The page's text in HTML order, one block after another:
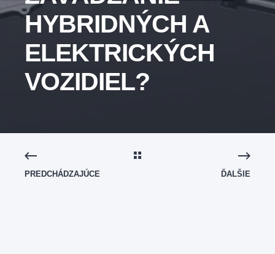
HYBRIDNÝCH A
ELEKTRICKÝCH
VOZIDIEL?
PREDCHÁDZAJÚCE ĎALŠIE